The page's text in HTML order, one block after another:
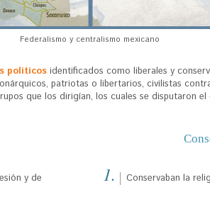
Federalismo y centralismo mexicano
políticos identificados como liberales y
patriotas o libertarios, civilistas
que los dirigían, los cuales se disputaron
y de
Conservaban la